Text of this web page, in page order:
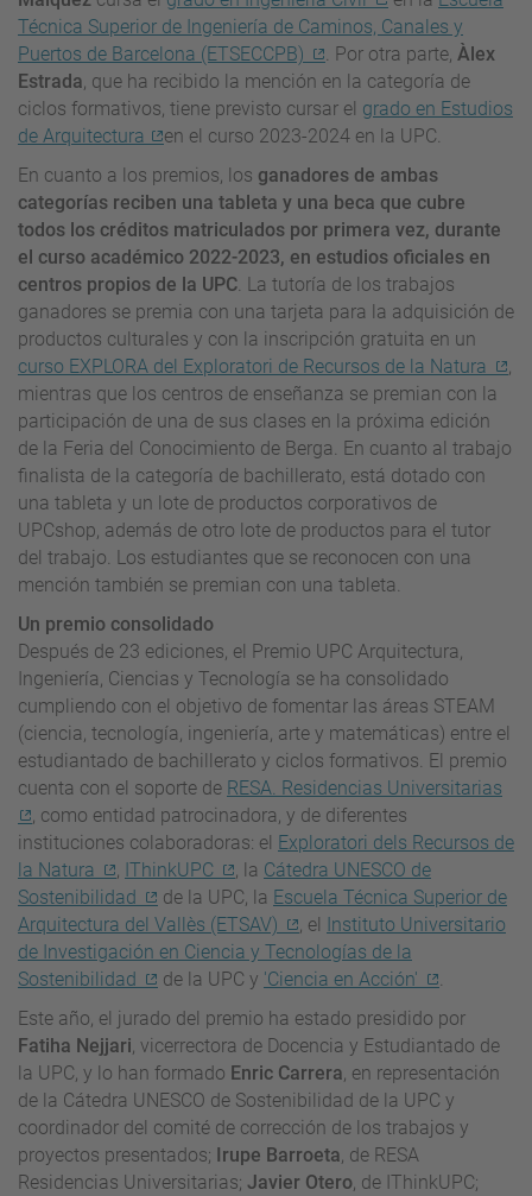
Técnica Superior de Ingeniería de Caminos, Canales y
Puertos de Barcelona (ETSECCPB)
. Por otra parte, Àlex
Estrada, que ha recibido la mención en la categoría de
ciclos formativos, tiene previsto cursar el grado en Estudios
de Arquitectura
en el curso 2023-2024 en la UPC.
En cuanto a los premios, los ganadores de ambas
categorías reciben una tableta y una beca que cubre
todos los créditos matriculados por primera vez, durante
el curso académico 2022-2023, en estudios oficiales en
centros propios de la UPC. La tutoría de los trabajos
ganadores se premia con una tarjeta para la adquisición de
productos culturales y con la inscripción gratuita en un
curso EXPLORA del Exploratori de Recursos de la Natura
,
mientras que los centros de enseñanza se premian con la
participación de una de sus clases en la próxima edición
de la Feria del Conocimiento de Berga. En cuanto al trabajo
finalista de la categoría de bachillerato, está dotado con
una tableta y un lote de productos corporativos de
UPCshop, además de otro lote de productos para el tutor
del trabajo. Los estudiantes que se reconocen con una
mención también se premian con una tableta.
Un premio consolidado
Después de 23 ediciones, el Premio UPC Arquitectura,
Ingeniería, Ciencias y Tecnología se ha consolidado
cumpliendo con el objetivo de fomentar las áreas STEAM
(ciencia, tecnología, ingeniería, arte y matemáticas) entre el
estudiantado de bachillerato y ciclos formativos. El premio
cuenta con el soporte de RESA. Residencias Universitarias
, como entidad patrocinadora, y de diferentes
instituciones colaboradoras: el Exploratori dels Recursos de
la Natura
, IThinkUPC , la Cátedra UNESCO de
Sostenibilidad
de la UPC, la Escuela Técnica Superior de
Arquitectura del Vallès (ETSAV)
, el Instituto Universitario
de Investigación en Ciencia y Tecnologías de la
Sostenibilidad
de la UPC y 'Ciencia en Acción'
.
Este año, el jurado del premio ha estado presidido por
Fatiha Nejjari, vicerrectora de Docencia y Estudiantado de
la UPC, y lo han formado Enric Carrera, en representación
de la Cátedra UNESCO de Sostenibilidad de la UPC y
coordinador del comité de corrección de los trabajos y
proyectos presentados; Irupe Barroeta, de RESA
Residencias Universitarias; Javier Otero, de IThinkUPC;